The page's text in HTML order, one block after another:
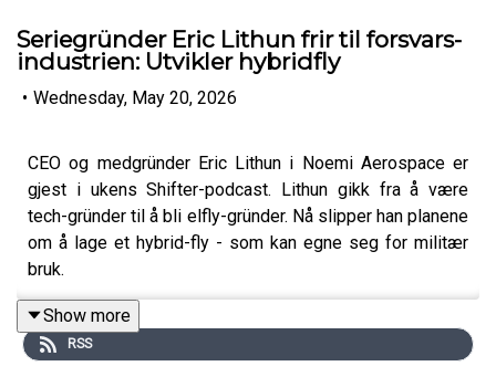
Seriegründer Eric Lithun frir til forsvars-
industrien: Utvikler hybridfly
• Wednesday, May 20, 2026
CEO og medgründer Eric Lithun i Noemi Aerospace er
gjest i ukens Shifter-podcast. Lithun gikk fra å være
tech-gründer til å bli elfly-gründer. Nå slipper han planene
om å lage et hybrid-fly - som kan egne seg for militær
bruk.
Programleder: Kristine Askvik, journalist i Shifter
Show more
RSS